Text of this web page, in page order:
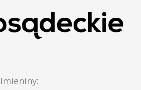
Imieniny: